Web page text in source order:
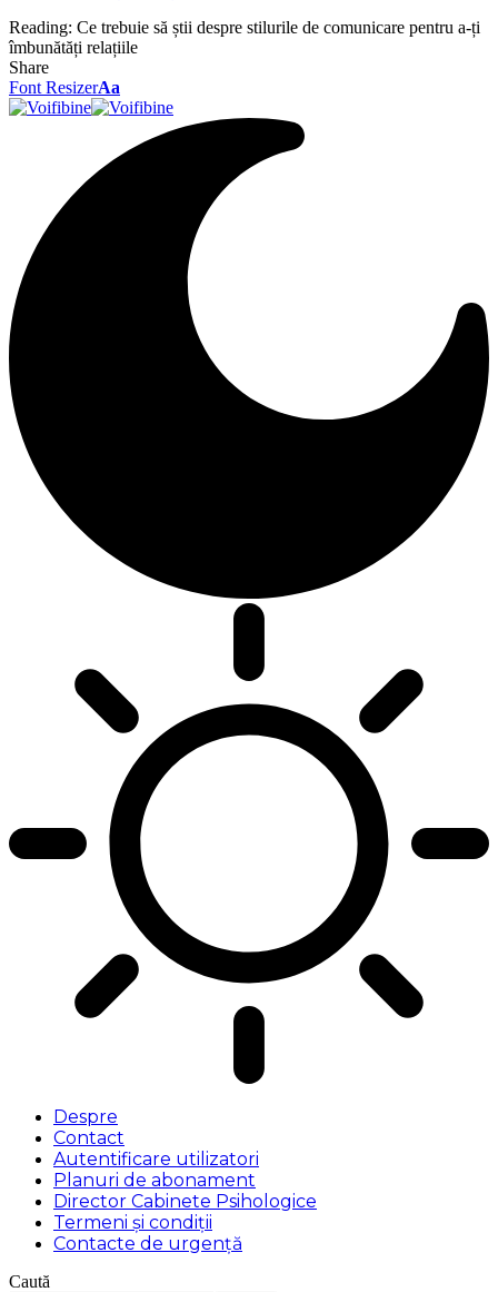
Reading: Ce trebuie să știi despre stilurile de comunicare pentru a-ți
îmbunătăți relațiile
Share
Font ResizerAa
Despre
Contact
Autentificare utilizatori
Planuri de abonament
Director Cabinete Psihologice
Termeni și condiții
Contacte de urgență
Caută